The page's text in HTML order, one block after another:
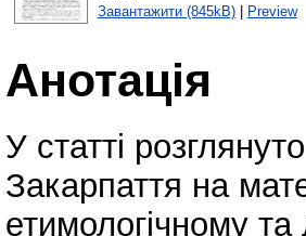
Завантажити (845kB)| Preview
Анотація
У статті
Закарпаття на
етимологічному